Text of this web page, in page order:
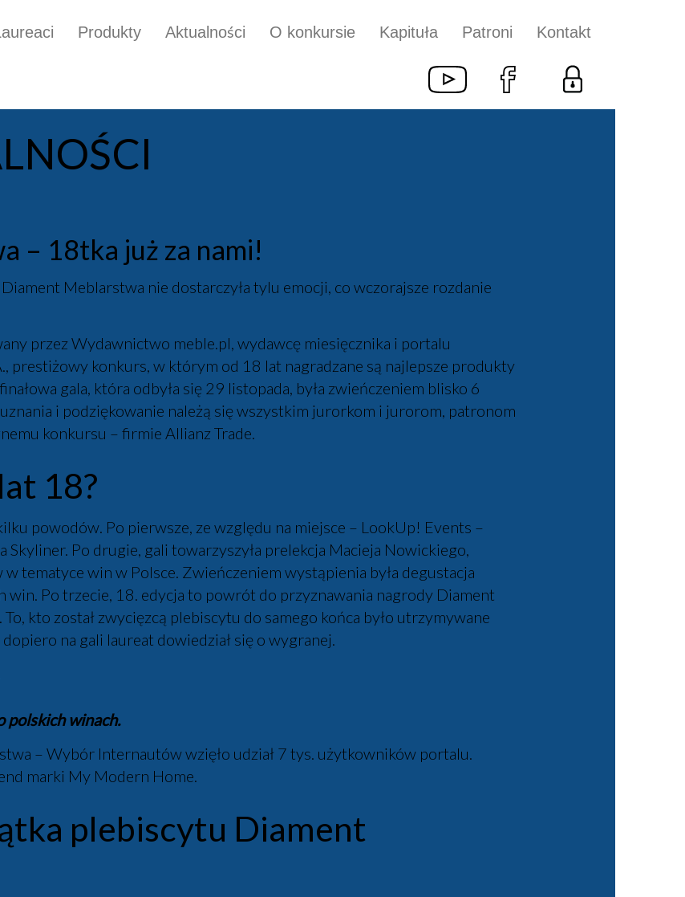
Produkty Aktualności O konkursie Kapituła Patroni Kontakt
– 18tka już za nami!
Meblarstwa nie dostarczyła tylu emocji, co wczorajsze rozdanie
przez Wydawnictwo meble.pl, wydawcę miesięcznika i portalu
prestiżowy konkurs, w którym od 18 lat nagradzane są najlepsze produkty
gala, która odbyła się 29 listopada, była zwieńczeniem blisko 6
i podziękowanie należą się wszystkim jurorkom i jurorom, patronom
konkursu – firmie Allianz Trade.
18?
powodów. Po pierwsze, ze względu na miejsce – LookUp! Events –
Po drugie, gali towarzyszyła prelekcja Macieja Nowickiego,
tematyce win w Polsce. Zwieńczeniem wystąpienia była degustacja
Po trzecie, 18. edycja to powrót do przyznawania nagrody Diament
kto został zwycięzcą plebiscytu do samego końca było utrzymywane
na gali laureat dowiedział się o wygranej.
polskich winach.
– Wybór Internautów wzięło udział 7 tys. użytkowników portalu.
marki My Modern Home.
plebiscytu Diament